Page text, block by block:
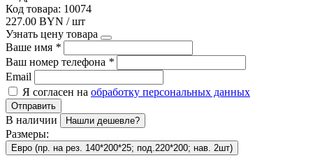
Код товара: 10074
227.00 BYN / шт
Узнать цену товара
Ваше имя *
Ваш номер телефона *
Email
Я согласен на обработку персональных данных
Отправить
В наличии Нашли дешевле?
Размеры:
Евро (пр. на рез. 140*200*25; под.220*200; нав. 2шт)